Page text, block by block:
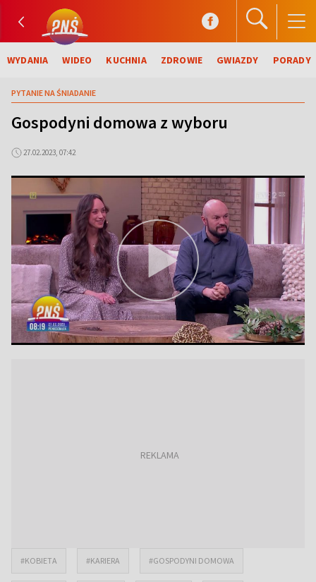
WYDANIA WIDEO KUCHNIA ZDROWIE GWIAZDY PORADY
PYTANIE NA ŚNIADANIE
Gospodyni domowa z wyboru
27.02.2023, 07:42
#KOBIETA #KARIERA #GOSPODYNI DOMOWA